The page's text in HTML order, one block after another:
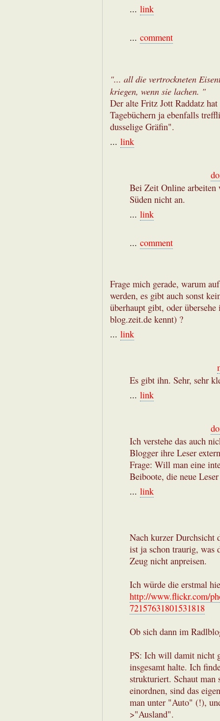
... link
... comment
"... all die vertrockneten
kriegen, wenn sie lachen. "
Der alte Fritz Jott Raddatz
Tagebüchern ja ebenfalls
dusselige Gräfin".
... link
Bei Zeit Online
Süden nicht an.
... link
... comment
Frage mich gerade, warum
werden, es gibt auch sonst
überhaupt gibt, oder
blog.zeit.de kennt) ?
... link
Es gibt ihn. Sehr, sehr
... link
Ich verstehe das auch
Blogger ihre Leser
Frage: Will man eine
Beiboote, die neue
... link
Nach kurzer Durchsicht
ist ja schon traurig, was
Zeug nicht anpreisen.
Ich würde die erstmal
http://www.flickr.com/
72157631801531818
Ob sich dann im
PS: Ich will damit nicht
insgesamt halte. Ich
strukturiert. Schaut
einordnen, sind das
man unter "Auto" (!),
>"Ausland".